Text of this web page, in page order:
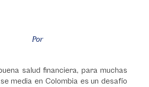
Por
salud financiera, para muchas
media en Colombia es un desafío